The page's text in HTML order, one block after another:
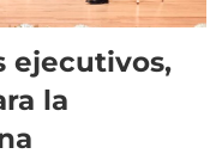
ejecutivos,
la